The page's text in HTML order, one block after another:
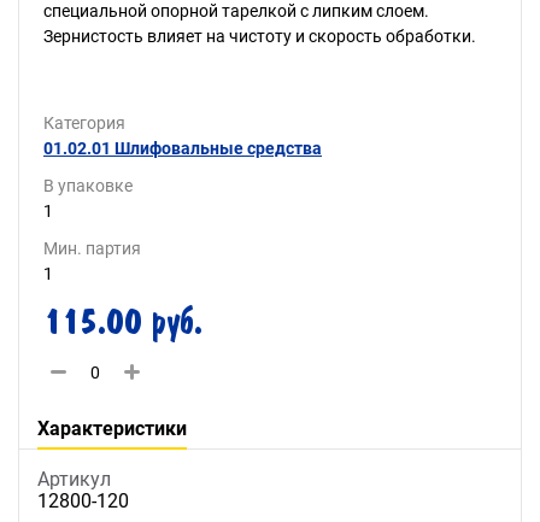
специальной опорной тарелкой с липким слоем.
Зернистость влияет на чистоту и скорость обработки.
Категория
01.02.01 Шлифовальные средства
В упаковке
1
Мин. партия
1
115.00 руб.
Характеристики
Артикул
12800-120